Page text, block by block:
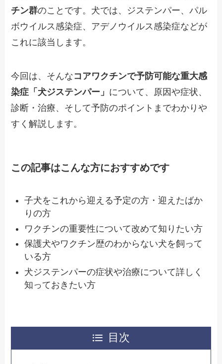
チン群のことです。犬では、ジステンパー、パル
ボウイルス感染症、アデノウイルス感染症などが
これに該当します。
今回は、そんなコアワクチンで予防可能な重大感
染症「犬ジステンパー」 について、原因や症状、
診断・治療、そして予防のポイントまでわかりや
すく解説します。
この記事はこんな方におすすめです
子犬をこれから迎える予定の方・迎えたばか
りの方
ワクチンの重要性について改めて知りたい方
保護犬やワクチン歴のわからない犬を飼って
いる方
犬ジステンパーの症状や治療について詳しく
知っておきたい方
目次